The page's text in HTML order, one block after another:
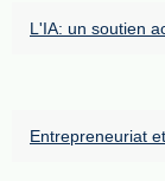
L'IA: un soutien
Entrepreneuriat et